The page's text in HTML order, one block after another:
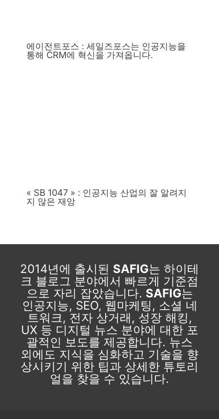
에이전트포스 : 세일즈포스는 인공지능을
통해 CRM에 혁신을 가져옵니다.
« SB 1047 » : 인공지능 산업의 잘 알려지
지 않은 재앙
2014년에 출시된 SAFIG는 하이테
크 블로그 분야에서 빠르게 기준점
으로 자리 잡았습니다. SAFIG는
인공지능, SEO, 웹마케팅, 소셜 네
트워크, 전자 상거래, 성장 해킹,
UX 등 디지털 뉴스 분야에 대한 포
괄적인 보도를 제공합니다. 뉴스
외에도 지식을 심화하고 기술을 향
상시키기 위한 팁과 상세한 튜토리
얼을 찾을 수 있습니다.